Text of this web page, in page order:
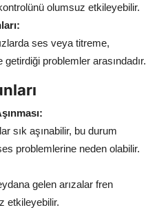
olumsuz etkileyebilir.
ses veya titreme,
getirdiği problemler arasındadır.
sık aşınabilir, bu durum
problemlerine neden olabilir.
gelen arızalar fren
etkileyebilir.